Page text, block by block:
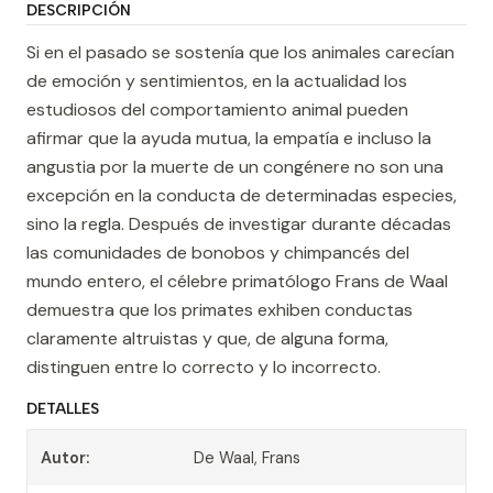
DESCRIPCIÓN
Si en el pasado se sostenía que los animales carecían
de emoción y sentimientos, en la actualidad los
estudiosos del comportamiento animal pueden
afirmar que la ayuda mutua, la empatía e incluso la
angustia por la muerte de un congénere no son una
excepción en la conducta de determinadas especies,
sino la regla. Después de investigar durante décadas
las comunidades de bonobos y chimpancés del
mundo entero, el célebre primatólogo Frans de Waal
demuestra que los primates exhiben conductas
claramente altruistas y que, de alguna forma,
distinguen entre lo correcto y lo incorrecto.
DETALLES
Autor: De Waal, Frans